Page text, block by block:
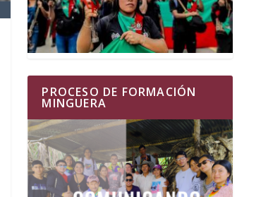
PROCESO DE FORMACIÓN
MINGUERA